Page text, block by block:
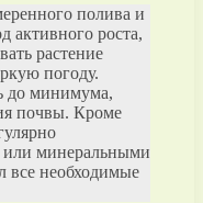
полива и
активного роста,
растение
погоду.
до минимума,
почвы. Кроме
или минеральными
все необходимые